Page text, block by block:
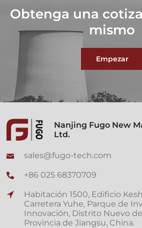
Obtenga una
mismo
Empezar
Nanjing Fugo New
Ltd.
sales@fugo-tech.com
+86 025 68370709
Habitación 1500, Edificio
Carretera Yuhe, Parque de
Innovación, Distrito Nuevo
Provincia de Jiangsu, China.